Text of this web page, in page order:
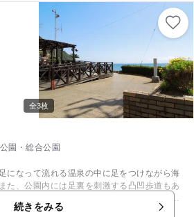
全3枚
園・総合公園
になって流れる温泉の中に足をつけながら海
た、公園内には足裏を刺激する凸凹歩道もあ
リヤフリー対応のトイレも完備されていま
続きをみる